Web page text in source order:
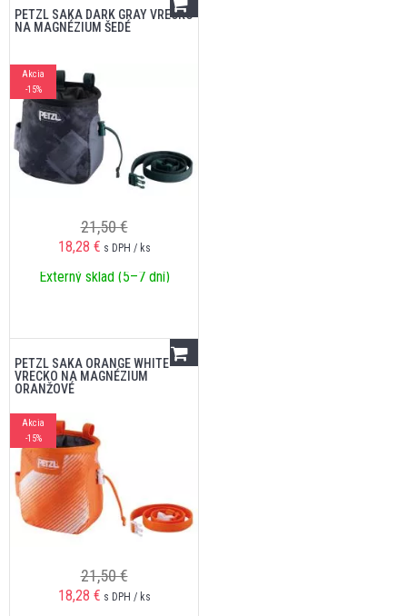
PETZL SAKA DARK GRAY VRECKO
NA MAGNÉZIUM ŠEDÉ
Akcia
-15%
21,50 €
18,28 € s DPH / ks
Externý sklad (5–7 dní)
PETZL SAKA ORANGE WHITE
VRECKO NA MAGNÉZIUM
ORANŽOVÉ
Akcia
-15%
21,50 €
18,28 € s DPH / ks